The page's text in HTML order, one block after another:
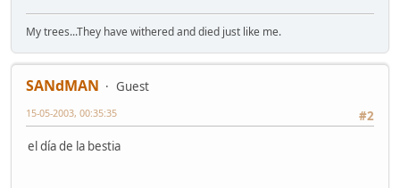
My trees...They have withered and died just like me.
SANdMAN
Guest
#2
15-05-2003, 00:35:35
el día de la bestia